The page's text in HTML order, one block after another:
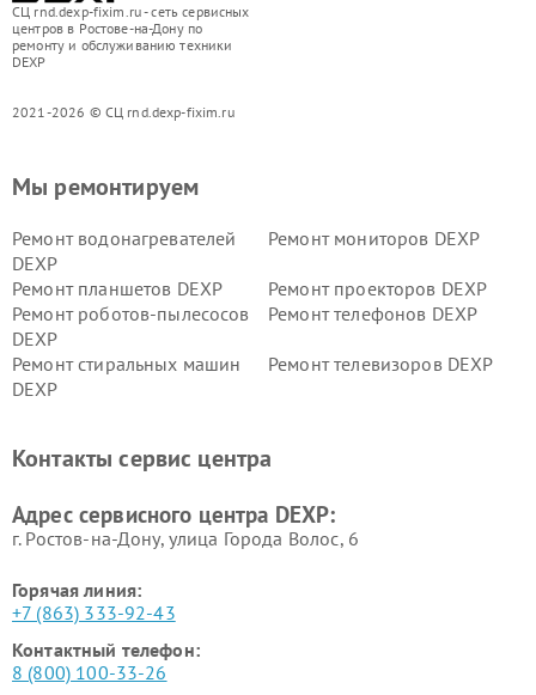
СЦ rnd.dexp-fixim.ru - сеть сервисных
центров в Ростове-на-Дону по
ремонту и обслуживанию техники
DEXP
2021-2026 © СЦ rnd.dexp-fixim.ru
Мы ремонтируем
Ремонт водонагревателей
DEXP
Ремонт мониторов DEXP
Ремонт планшетов DEXP
Ремонт проекторов DEXP
Ремонт роботов-пылесосов
DEXP
Ремонт телефонов DEXP
Ремонт стиральных машин
DEXP
Ремонт телевизоров DEXP
Ремонт серверов DEXP
Ремонт мини пк DEXP
Контакты сервис центра
Адрес сервисного центра DEXP:
г. Ростов-на-Дону, улица Города Волос, 6
Горячая линия:
+7 (863) 333-92-43
Контактный телефон:
8 (800) 100-33-26